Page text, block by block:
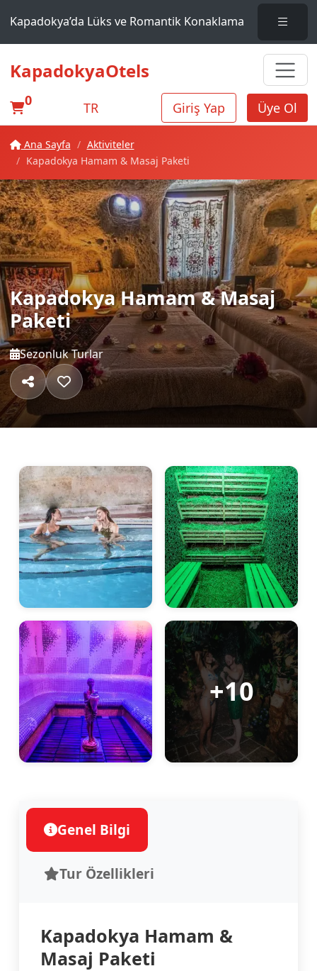
Kapadokya’da Lüks ve Romantik Konaklama
KapadokyaOtels
0 TR Giriş Yap Üye Ol
Ana Sayfa
Aktiviteler
Kapadokya Hamam & Masaj Paketi
Kapadokya Hamam & Masaj
Paketi
Sezonluk Turlar
+10
Genel Bilgi
Tur Özellikleri
Kapadokya Hamam &
Masaj Paketi